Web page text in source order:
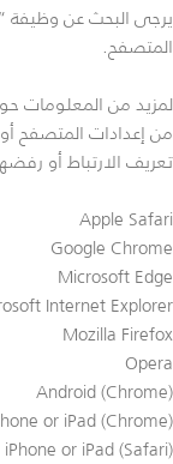
يرجى البحث عن وظيفة
المتصفح.
لمزيد من المعلومات
من إعدادات المتصفح
تعريف الارتباط أو
Apple Safari
Google Chrome
Microsoft Edge
Internet Explorer
Mozilla Firefox
Opera
Android (Chrome)
or iPad (Chrome)
iPhone or iPad (Safari)